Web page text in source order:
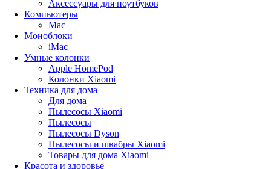
Аксессуары для ноутбуков
Компьютеры
Mac
Моноблоки
iMac
Умные колонки
Apple HomePod
Колонки Xiaomi
Техника для дома
Для дома
Пылесосы Xiaomi
Пылесосы
Пылесосы Dyson
Пылесосы и швабры Xiaomi
Товары для дома Xiaomi
Красота и здоровье